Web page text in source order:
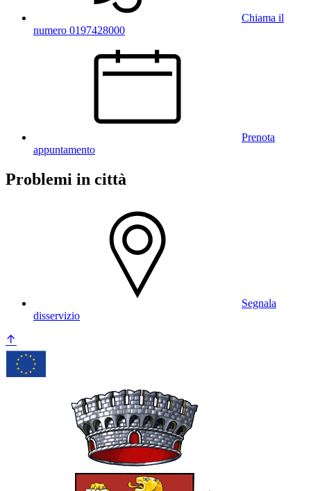
Chiama il
numero 0197428000
Prenota
appuntamento
Problemi in città
Segnala
disservizio